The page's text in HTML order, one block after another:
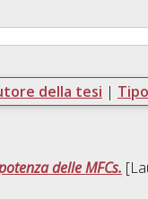
della tesi |
delle MFCs.